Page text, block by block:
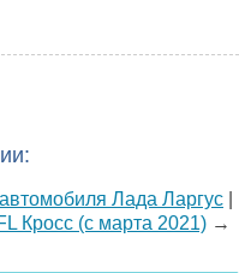
Лада Ларгус
Кросс (с марта 2021) →